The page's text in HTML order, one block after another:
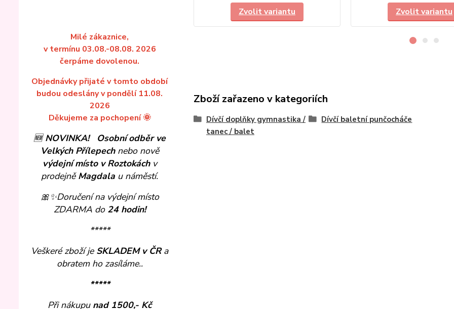
Milé zákaznice,
v termínu 03.08.-08.08. 2026
čerpáme dovolenou.
Objednávky přijaté v tomto období
budou odeslány v pondělí 11.08.
2026
Děkujeme za pochopení 🌞
🆕NOVINKA!
Osobní odběr ve
Velkých Přílepechnebo nově
výdejní místo v Roztokáchv
prodejněMagdala u náměstí.
🎀✨Doručení na výdejní místo
ZDARMA do 24 hodin!
*****
Veškeré zboží je SKLADEM v ČRa
obratem ho zasíláme..
*****
Při nákupu nad 1500,- Kč
Zvolit variantu Zvolit variantu
Zboží zařazeno v kategoriích
Dívčí doplňky gymnastika /
tanec / balet
Dívčí baletní punčocháče